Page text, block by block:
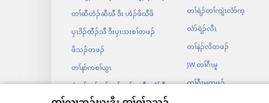
တၢ်ဆီဟံၣ်ဆီဃီ ဒီး ဟံၣ်ဖိဃီဖိ
ပှၤဒိၣ်ထီၣ်သီ ဒီးပှၤသးစၢ်တဖၣ်
ဖိသၣ်တဖၣ်
တၢ်နာ်ကစၢ်ယွၤ
စဲအ့ၣ်တၢ်ကူၣ်ဘၣ်ကူၣ်သ့ ဒီး လံာ်စီ
ဆှံ
တၢ်ရဲၣ်တၢ်ကျဲၤလံာ်က့
လံာ်ရဲၣ်လီၤ
တၢ်နဲၣ်လိတဖၣ်
JW တၢ်ဂီၤမူ
တၢ်ဂီၤမူတဖၣ်